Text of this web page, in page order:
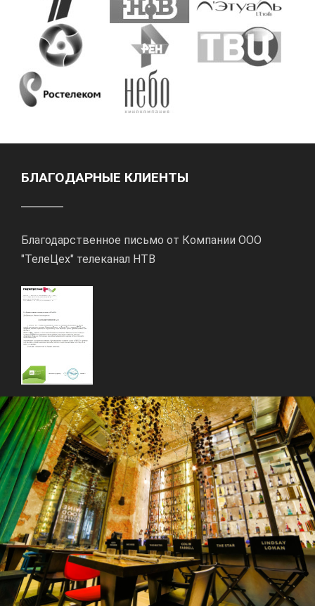
БЛАГОДАРНЫЕ КЛИЕНТЫ
Благодарственное письмо от Компании ООО
"ТелеЦех" телеканал НТВ